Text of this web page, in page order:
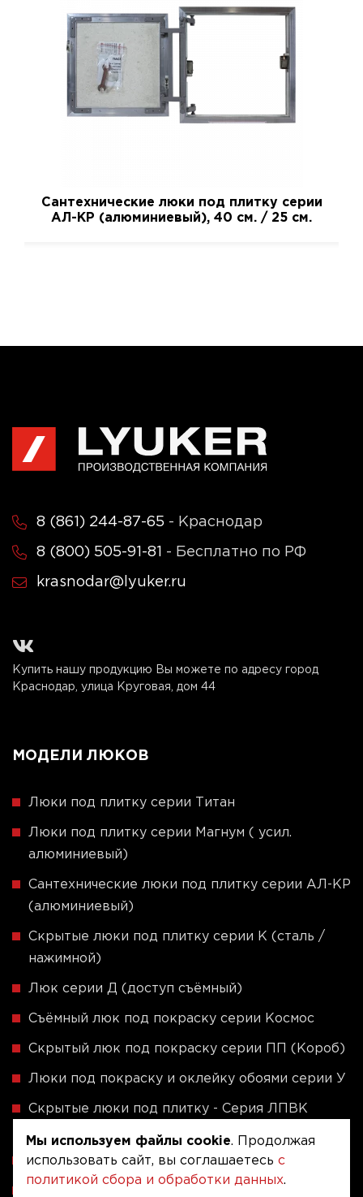
Сантехнические люки под плитку серии
АЛ-КР (алюминиевый), 40 см. / 25 см.
8 (861) 244-87-65 - Краснодар
8 (800) 505-91-81 - Бесплатно по РФ
krasnodar@lyuker.ru
Купить нашу продукцию Вы можете по адресу город
Краснодар, улица Круговая, дом 44
МОДЕЛИ ЛЮКОВ
Люки под плитку серии Титан
Люки под плитку серии Магнум ( усил.
алюминиевый)
Сантехнические люки под плитку серии АЛ-КР
(алюминиевый)
Скрытые люки под плитку серии K (сталь /
нажимной)
Люк серии Д (доступ съёмный)
Съёмный люк под покраску серии Космос
Скрытый люк под покраску серии ПП (Короб)
Люки под покраску и оклейку обоями серии У
Скрытые люки под плитку - Серия ЛПВК
Ревизионные люки серии A (сталь / присоска)
Мы используем файлы cookie. Продолжая
использовать сайт, вы соглашаетесь с
политикой сбора и обработки данных.